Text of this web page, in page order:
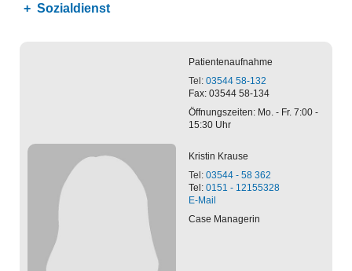
Sozialdienst
Patientenaufnahme
Tel: 03544 58-132
Fax: 03544 58-134
Öffnungszeiten: Mo. - Fr. 7:00 -
15:30 Uhr
Kristin Krause
Tel: 03544 - 58 362
Tel: 0151 - 12155328
E-Mail
Case Managerin